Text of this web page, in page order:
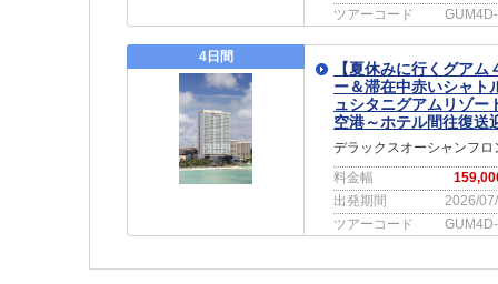
ツアーコード
4日間
【夏休みに行くグア
ー＆滞在中赤いシャト
ュシタニグアムリゾ
空港～ホテル間往復送
デラックスオーシャンフ
料金幅
出発期間
2026/
ツアーコード